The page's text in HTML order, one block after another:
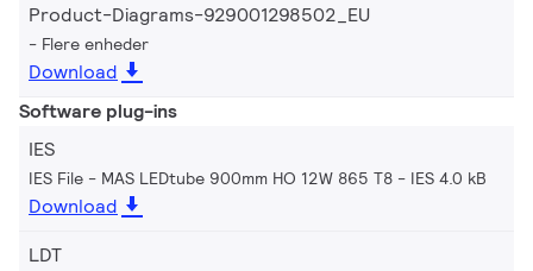
Product-Diagrams-929001298502_EU
Flere enheder
Download
Software plug-ins
IES
IES File - MAS LEDtube 900mm HO 12W 865 T8 IES 4.0 kB
Download
LDT